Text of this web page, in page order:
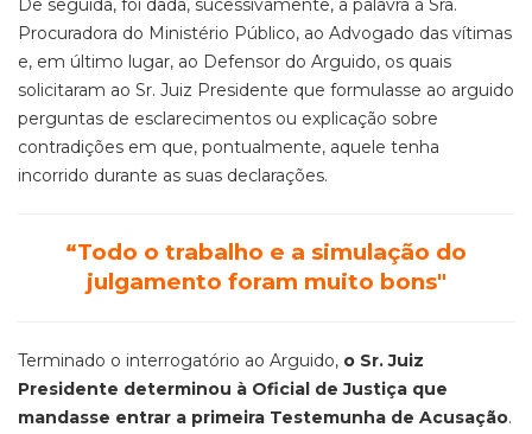
De seguida, foi dada, sucessivamente, a palavra à Sra.
Procuradora do Ministério Público, ao Advogado das vítimas
e, em último lugar, ao Defensor do Arguido, os quais
solicitaram ao Sr. Juiz Presidente que formulasse ao arguido
perguntas de esclarecimentos ou explicação sobre
contradições em que, pontualmente, aquele tenha
incorrido durante as suas declarações.
“Todo o trabalho e a simulação do
julgamento foram muito bons"
Terminado o interrogatório ao Arguido, o Sr. Juiz
Presidente determinou à Oficial de Justiça que
mandasse entrar a primeira Testemunha de Acusação.